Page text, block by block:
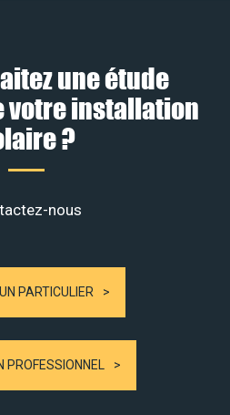
une étude
votre installation
?
nous
PARTICULIER
PROFESSIONNEL